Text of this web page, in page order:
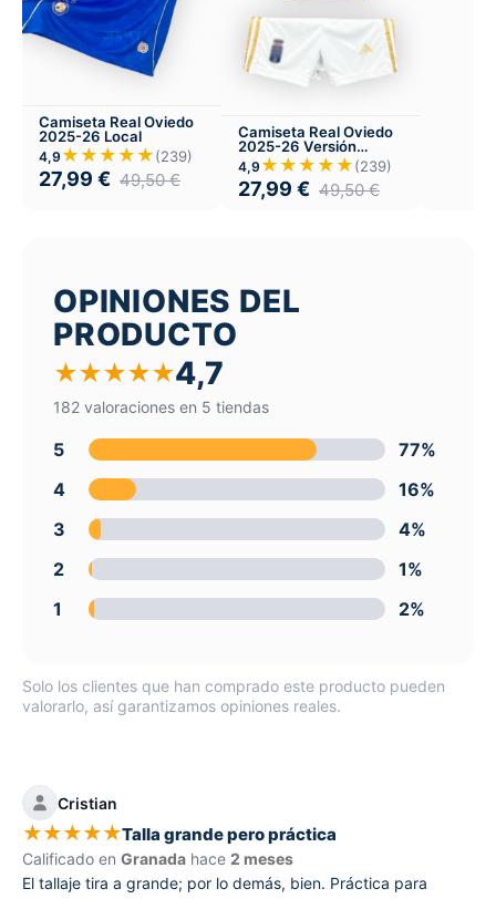
Camiseta Real Oviedo
2025-26 Local
4,9 ★★★★★(239)
27,99 € 49,50€
Camiseta Real Oviedo
2025-26 Versión
Infantil Local
4,9 ★★★★★(239)
27,99 € 49,50€
OPINIONES DEL
PRODUCTO
★★★★★4,7
182 valoraciones en 5 tiendas
5
77%
4
16%
3
4%
2
1%
1
2%
Solo los clientes que han comprado este producto pueden
valorarlo, así garantizamos opiniones reales.
Cristian
★★★★★Talla grande pero práctica
Calificado en Granada hace 2 meses
El tallaje tira a grande; por lo demás, bien. Práctica para